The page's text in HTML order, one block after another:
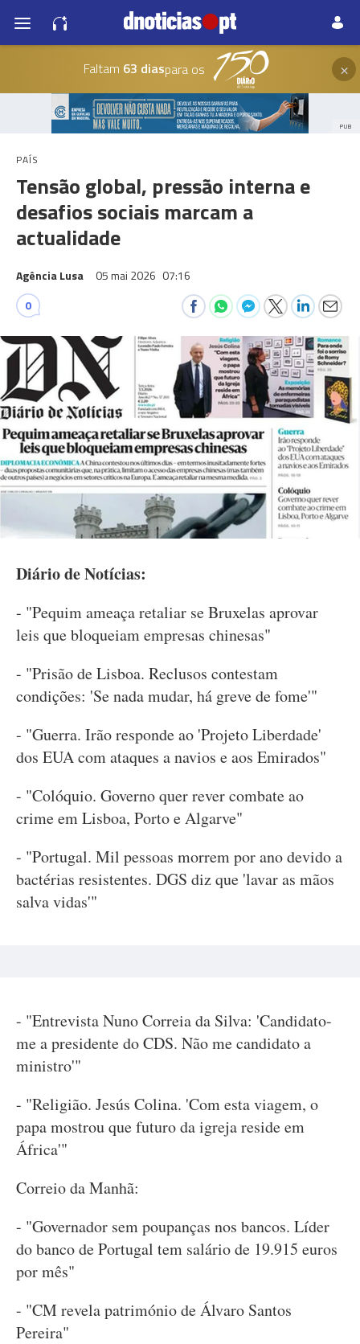
Faltam 63 diaspara os ×
PUB
PAÍS
Tensão global, pressão interna e
desafios sociais marcam a
actualidade
Agência Lusa 05 mai 2026 07:16
0
Diário de Notícias:
- "Pequim ameaça retaliar se Bruxelas aprovar
leis que bloqueiam empresas chinesas"
- "Prisão de Lisboa. Reclusos contestam
condições: 'Se nada mudar, há greve de fome'"
- "Guerra. Irão responde ao 'Projeto Liberdade'
dos EUA com ataques a navios e aos Emirados"
- "Colóquio. Governo quer rever combate ao
crime em Lisboa, Porto e Algarve"
- "Portugal. Mil pessoas morrem por ano devido a
bactérias resistentes. DGS diz que 'lavar as mãos
salva vidas'"
- "Entrevista Nuno Correia da Silva: 'Candidato-
me a presidente do CDS. Não me candidato a
ministro'"
- "Religião. Jesús Colina. 'Com esta viagem, o
papa mostrou que futuro da igreja reside em
África'"
Correio da Manhã:
- "Governador sem poupanças nos bancos. Líder
do banco de Portugal tem salário de 19.915 euros
por mês"
- "CM revela património de Álvaro Santos
Pereira"